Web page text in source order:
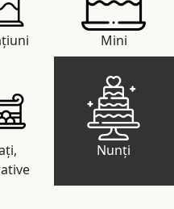
Mini
Nunți